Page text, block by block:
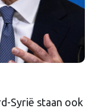
Syrië staan ook